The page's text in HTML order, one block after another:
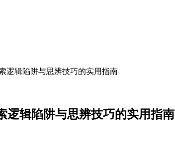
逻辑陷阱与思辨技巧的实用指南
逻辑陷阱与思辨技巧的实用指南